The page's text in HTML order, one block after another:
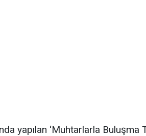
yapılan ‘Muhtarlarla Buluşma